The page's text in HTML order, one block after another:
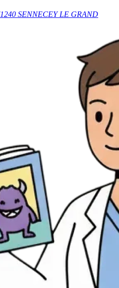
SENNECEY LE GRAND